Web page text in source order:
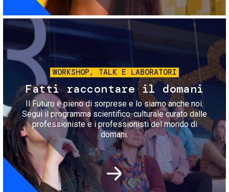
Immagine
WORKSHOP, TALK E LABORATORI
Fatti raccontare il domani
Il Futuro è pieno di sorprese e lo siamo anche noi.
Segui il programma scientifico-culturale curato dalle
professioniste e i professionisti del mondo di
domani.